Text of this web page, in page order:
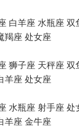
白羊座 水瓶座 双
羯座 处女座
狮子座 天秤座 双
羊座 处女座
水瓶座 射手座 处
羊座 金牛座